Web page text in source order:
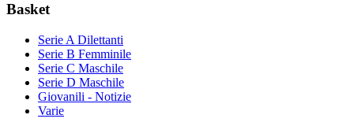
Basket
Serie A Dilettanti
Serie B Femminile
Serie C Maschile
Serie D Maschile
Giovanili - Notizie
Varie